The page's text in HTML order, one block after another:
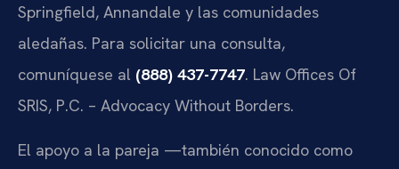
Springfield, Annandale y las comunidades
aledañas. Para solicitar una consulta,
comuníquese al (888) 437-7747. Law Offices Of
SRIS, P.C. – Advocacy Without Borders.
El apoyo a la pareja —también conocido como